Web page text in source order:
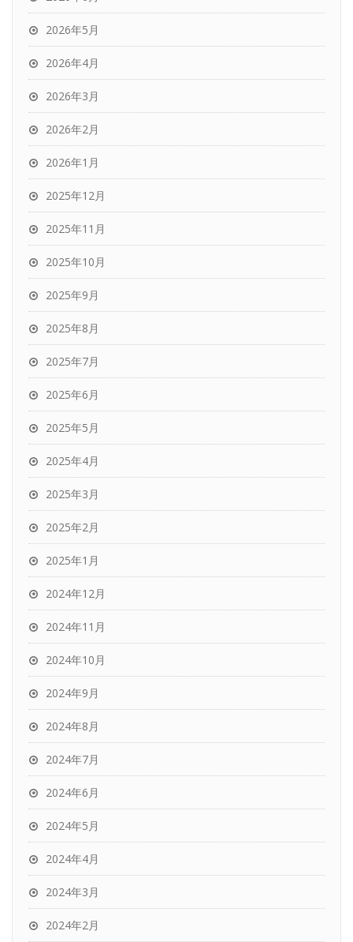
2026年5月
2026年4月
2026年3月
2026年2月
2026年1月
2025年12月
2025年11月
2025年10月
2025年9月
2025年8月
2025年7月
2025年6月
2025年5月
2025年4月
2025年3月
2025年2月
2025年1月
2024年12月
2024年11月
2024年10月
2024年9月
2024年8月
2024年7月
2024年6月
2024年5月
2024年4月
2024年3月
2024年2月